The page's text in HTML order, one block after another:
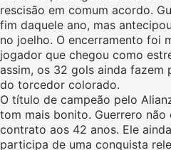
rescisão em comum acordo.
fim daquele ano, mas
no joelho. O encerramento foi
jogador que chegou como
assim, os 32 gols ainda fazem
do torcedor colorado.
O título de campeão pelo
tom mais bonito. Guerrero não
contrato aos 42 anos. Ele
participa de uma conquista